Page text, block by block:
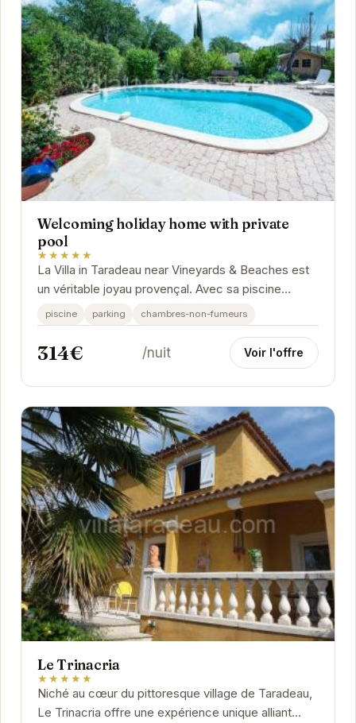
Welcoming holiday home with private
pool
★★★★★
La Villa in Taradeau near Vineyards & Beaches est
un véritable joyau provençal. Avec sa piscine
privée, son parking et ses chambres non-
fumeurs,...
piscine parking chambres-non-fumeurs
314€ /nuit Voir l'offre
Le Trinacria
★★★★★
Niché au cœur du pittoresque village de Taradeau,
Le Trinacria offre une expérience unique alliant